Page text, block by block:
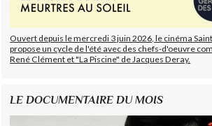
Ouvert depuis le mercredi 3 juin 2026, le cinéma
propose un cycle de l'été avec des chefs-d'oeuvre
René Clément et "La Piscine" de Jacques Deray.
LE DOCUMENTAIRE DU MOIS